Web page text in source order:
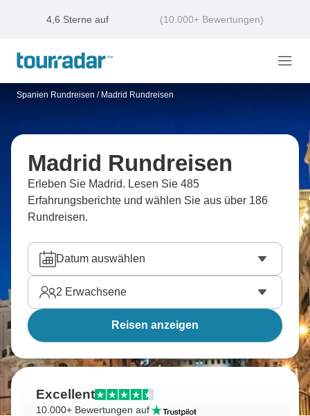
4,6 Sterne auf (10.000+ Bewertungen)
Spanien Rundreisen / Madrid Rundreisen
Madrid Rundreisen
Erleben Sie Madrid. Lesen Sie 485
Erfahrungsberichte und wählen Sie aus über 186
Rundreisen.
Datum auswählen
2 Erwachsene
Reisen anzeigen
Excellent
10.000+ Bewertungen auf